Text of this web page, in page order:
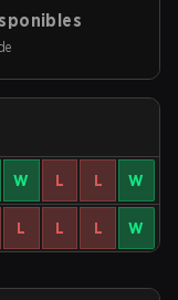
W L L W
L L L W